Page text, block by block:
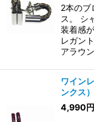
2本のブ
ス。 シ
装着感
レガン
アラウ
ワイン
ンクス）
4,990円